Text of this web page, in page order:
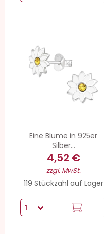
Eine Blume in 925er
Silber...
4,52 €
zzgl. MwSt.
119 Stückzahl auf Lager